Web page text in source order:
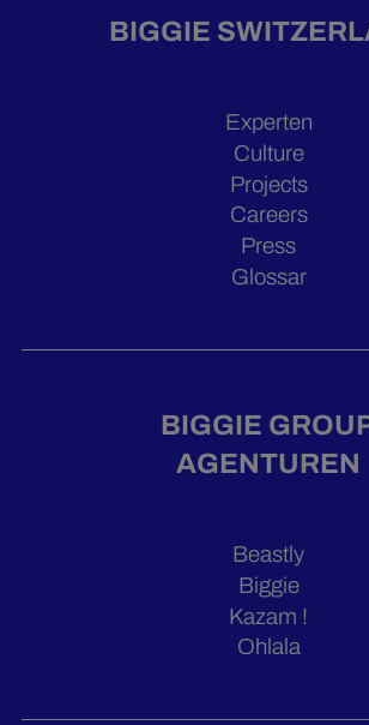
BIGGIE
Experten
Culture
Projects
Careers
Press
Glossar
BIGGIE
AGENTUREN
Beastly
Biggie
Kazam !
Ohlala